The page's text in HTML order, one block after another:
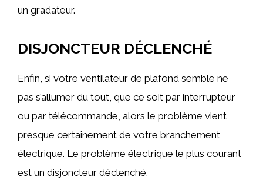
un gradateur.
DISJONCTEUR DÉCLENCHÉ
Enfin, si votre ventilateur de plafond semble ne
pas s’allumer du tout, que ce soit par interrupteur
ou par télécommande, alors le problème vient
presque certainement de votre branchement
électrique. Le problème électrique le plus courant
est un disjoncteur déclenché.